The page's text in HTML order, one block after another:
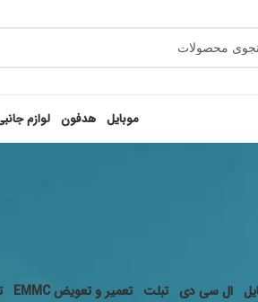
موبایل هدفون لوازم
ال سی دی تبلت تعمیر و تعویض EMMC